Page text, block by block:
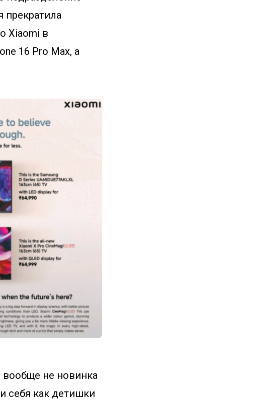
прекратила
Xiaomi в
16 Pro Max, а
вообще не новинка
себя как детишки